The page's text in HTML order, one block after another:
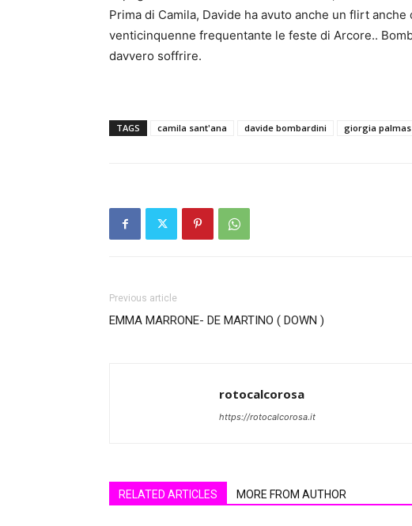
Prima di Camila, Davide ha avuto anche un flirt
venticinquenne frequentante le feste di Arcore..
davvero soffrire.
TAGS camila sant'ana davide bombardini giorgia palmas
Previous article
EMMA MARRONE- DE MARTINO ( DOWN )
rotocalcorosa
https://rotocalcorosa.it
RELATED ARTICLES MORE FROM AUTHOR